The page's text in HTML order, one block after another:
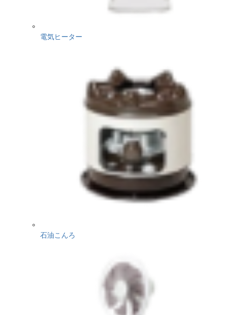
電気ヒーター
石油こんろ